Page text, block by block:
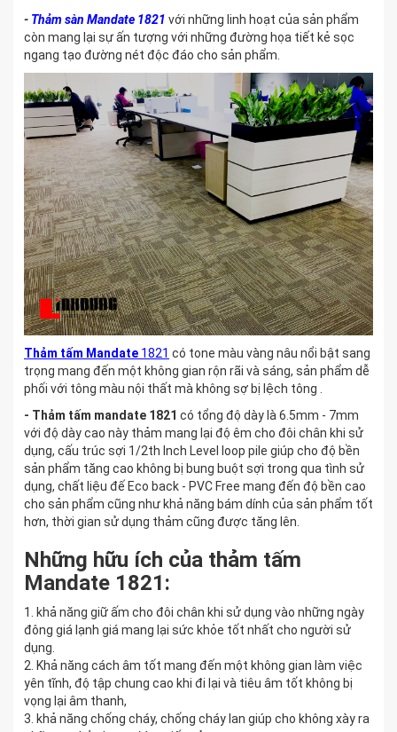
- Thảm sàn Mandate 1821 với những linh hoạt của sản phẩm
còn mang lại sự ấn tượng với những đường họa tiết kẻ sọc
ngang tạo đường nét độc đáo cho sản phẩm.
Thảm tấm Mandate 1821 có tone màu vàng nâu nổi bật sang
trọng mang đến một không gian rộn rãi và sáng, sản phẩm dễ
phối với tông màu nội thất mà không sợ bị lệch tông .
- Thảm tấm mandate 1821 có tổng độ dày là 6.5mm - 7mm
với độ dày cao này thảm mang lại độ êm cho đôi chân khi sử
dụng, cấu trúc sợi 1/2th Inch Level loop pile giúp cho độ bền
sản phẩm tăng cao không bị bung buột sợi trong qua tình sử
dụng, chất liệu đế Eco back - PVC Free mang đến độ bền cao
cho sản phẩm cũng như khả năng bám dính của sản phẩm tốt
hơn, thời gian sử dụng thảm cũng được tăng lên.
Những hữu ích của thảm tấm
Mandate 1821:
1. khả năng giữ ấm cho đôi chân khi sử dụng vào những ngày
đông giá lạnh giá mang lại sức khỏe tốt nhất cho người sử
dụng.
2. Khả năng cách âm tốt mang đến một không gian làm việc
yên tĩnh, độ tập chung cao khi đi lại và tiêu âm tốt không bị
vọng lại âm thanh,
3. khả năng chống cháy, chống cháy lan giúp cho không xày ra